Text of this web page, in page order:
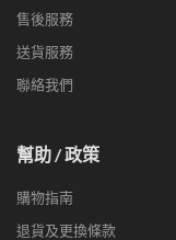
售後服務
送貨服務
聯絡我們
幫助 / 政策
購物指南
退貨及更換條款